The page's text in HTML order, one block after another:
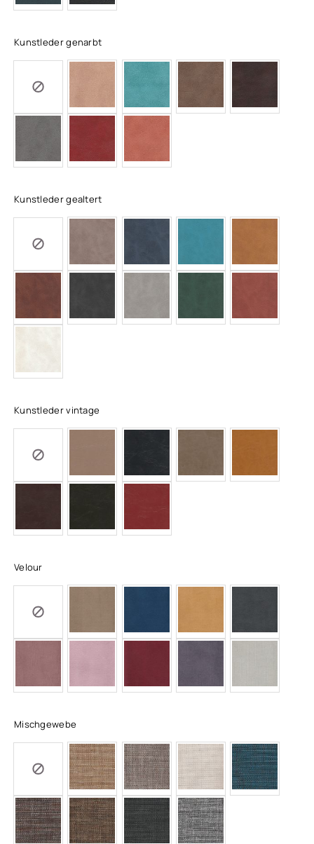
Kunstleder genarbt
Kunstleder gealtert
Kunstleder vintage
Velour
Mischgewebe